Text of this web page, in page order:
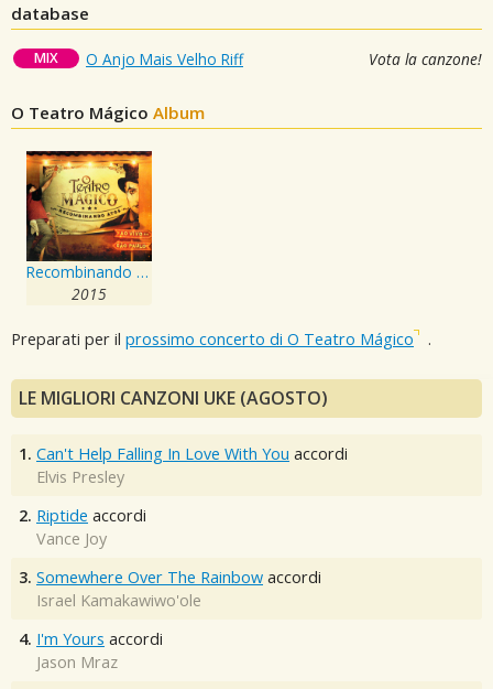
database
MIX O Anjo Mais Velho Riff Vota la canzone!
O Teatro Mágico Album
Recombinando Atos - Ao Vivo em Sao Paulo
2015
Preparati per il prossimo concerto di O Teatro Mágico .
LE MIGLIORI CANZONI UKE (AGOSTO)
1. Can't Help Falling In Love With You accordi
Elvis Presley
2. Riptide accordi
Vance Joy
3. Somewhere Over The Rainbow accordi
Israel Kamakawiwo'ole
4. I'm Yours accordi
Jason Mraz